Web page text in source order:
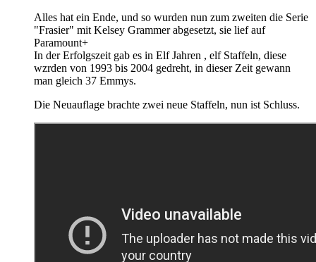
Alles hat ein Ende, und so wurden nun zum zweiten die Serie
"Frasier" mit Kelsey Grammer abgesetzt, sie lief auf
Paramount+
In der Erfolgszeit gab es in Elf Jahren , elf Staffeln, diese
wzrden von 1993 bis 2004 gedreht, in dieser Zeit gewann
man gleich 37 Emmys.
Die Neuauflage brachte zwei neue Staffeln, nun ist Schluss.